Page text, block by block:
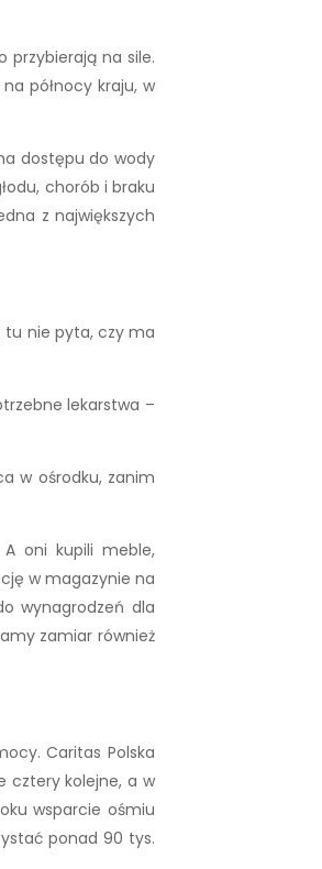
przybierają na sile.
północy kraju, w
dostępu do wody
chorób i braku
z największych
tu nie pyta, czy ma
lekarstwa –
w ośrodku, zanim
A oni kupili meble,
w magazynie na
wynagrodzeń dla
zamiar również
Caritas Polska
cztery kolejne, a w
wsparcie ośmiu
ponad 90 tys.